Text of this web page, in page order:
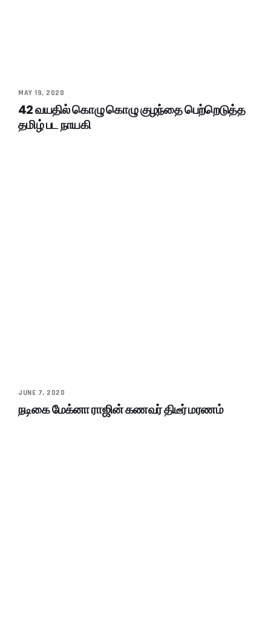
MAY 19, 2020
42 வயதில் கொழு கொழு குழந்தை பெற்றெடுத்த
தமிழ் பட நாயகி
JUNE 7, 2020
நடிகை மேக்னா ராஜின் கணவர் திடீர் மரணம்